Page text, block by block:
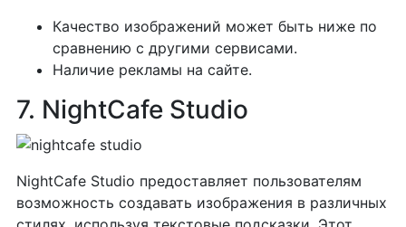
Качество изображений может быть ниже по
сравнению с другими сервисами.
Наличие рекламы на сайте.
7. NightCafe Studio
NightCafe Studio предоставляет пользователям
возможность создавать изображения в различных